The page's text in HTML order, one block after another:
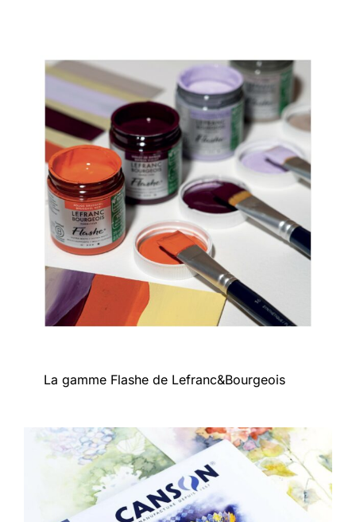
La gamme Flashe de Lefranc&Bourgeois